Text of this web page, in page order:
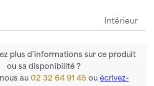
Intérieur
plus d’informations sur ce produit
ou sa disponibilité ?
au 02 32 64 91 45 ou écrivez-